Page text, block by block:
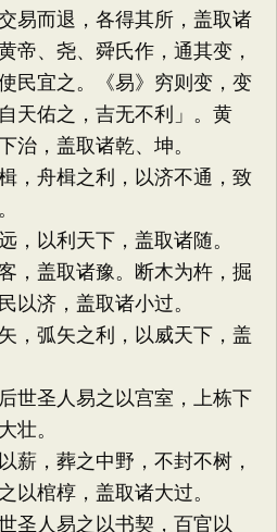
易而退，各得其所，盖取诸
帝、尧、舜氏作，通其变，
民宜之。《易》穷则变，变
天佑之，吉无不利」。黄
治，盖取诸乾、坤。
舟楫之利，以济不通，致
以利天下，盖取诸随。
盖取诸豫。断木为杵，掘
以济，盖取诸小过。
弧矢之利，以威天下，盖
圣人易之以宫室，上栋下
壮。
，葬之中野，不封不树，
以棺椁，盖取诸大过。
人易之以书契，百官以